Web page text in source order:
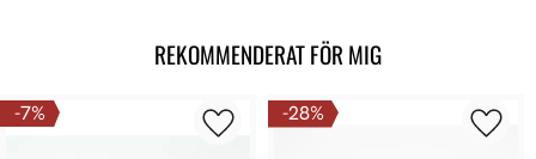
REKOMMENDERAT FÖR MIG
7% 28%